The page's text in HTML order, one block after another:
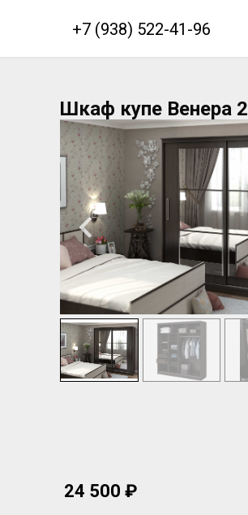
+7 (938) 522-41-96
Шкаф купе Венера 2
24 500 ₽